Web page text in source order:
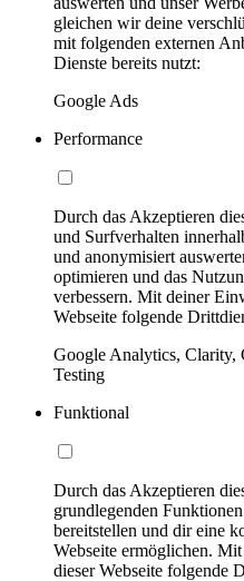
gleichen wir deine
mit folgenden externen
Dienste bereits nutzt:
Google Ads
Performance
Durch das Akzeptieren
und Surfverhalten
und anonymisiert
optimieren und das
verbessern. Mit deiner
Webseite folgende
Google Analytics, Clarity,
Testing
Funktional
Durch das Akzeptieren
grundlegenden
bereitstellen und dir eine
Webseite ermöglichen.
dieser Webseite folgende